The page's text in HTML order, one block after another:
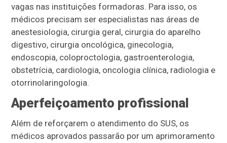
vagas nas instituições formadoras. Para isso, os
médicos precisam ser especialistas nas áreas de
anestesiologia, cirurgia geral, cirurgia do aparelho
digestivo, cirurgia oncológica, ginecologia,
endoscopia, coloproctologia, gastroenterologia,
obstetrícia, cardiologia, oncologia clínica, radiologia e
otorrinolaringologia.
Aperfeiçoamento profissional
Além de reforçarem o atendimento do SUS, os
médicos aprovados passarão por um aprimoramento